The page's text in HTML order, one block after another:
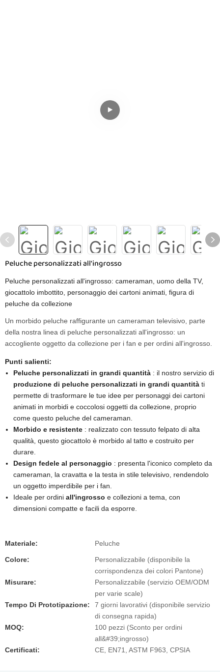
Peluche personalizzati all'ingrosso
Peluche personalizzati all'ingrosso: cameraman, uomo della TV,
giocattolo imbottito, personaggio dei cartoni animati, figura di
peluche da collezione
Un morbido peluche raffigurante un cameraman televisivo, parte
della nostra linea di peluche personalizzati all'ingrosso: un
accogliente oggetto da collezione per i fan e per ordini all'ingrosso.
Punti salienti:
Peluche personalizzati in grandi quantità: il nostro servizio di
produzione di peluche personalizzati in grandi quantitàti
permette di trasformare le tue idee per personaggi dei cartoni
animati in morbidi e coccolosi oggetti da collezione, proprio
come questo peluche del cameraman.
Morbido e resistente: realizzato con tessuto felpato di alta
qualità, questo giocattolo è morbido al tatto e costruito per
durare.
Design fedele al personaggio : presenta l'iconico completo da
cameraman, la cravatta e la testa in stile televisivo, rendendolo
un oggetto imperdibile per i fan.
Ideale per ordini all'ingrosso e collezioni a tema, con
dimensioni compatte e facili da esporre.
Materiale: Peluche
Colore:
Personalizzabile (disponibile la
corrispondenza dei colori Pantone)
Misurare:
Personalizzabile (servizio OEM/ODM
per varie scale)
Tempo Di Prototipazione:
7 giorni lavorativi (disponibile servizio
di consegna rapida)
MOQ:
100 pezzi (Sconto per ordini
all&#39;ingrosso)
Certificati:
CE, EN71, ASTM F963, CPSIA